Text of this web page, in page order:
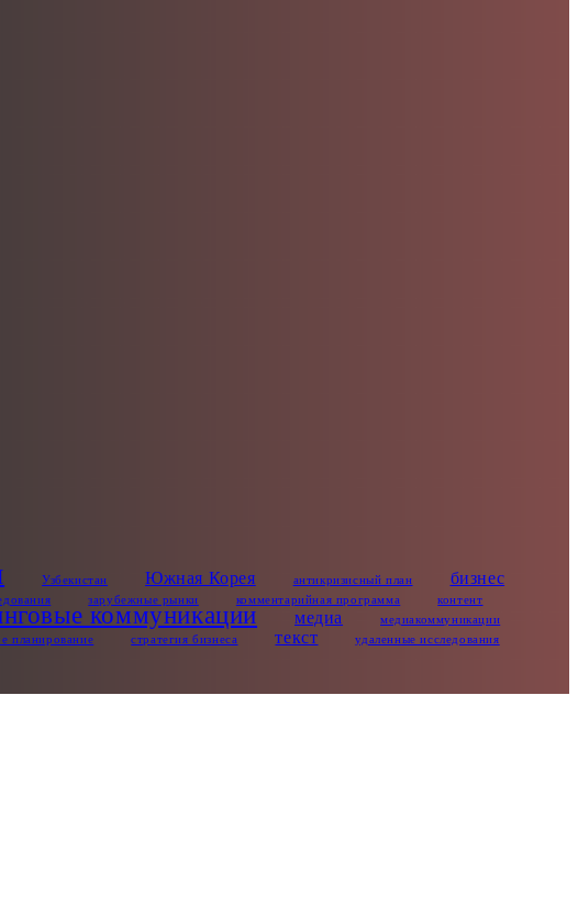
Узбекистан Южная Корея антикризисный план
бизнес
зарубежные рынки комментарийная программа
контент
коммуникации медиа
медиакоммуникации
планирование стратегия бизнеса текст
удаленные исследования